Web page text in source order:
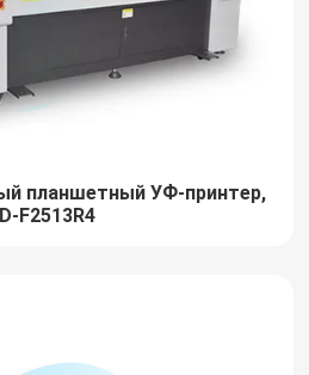
планшетный УФ-принтер,
F2513R4